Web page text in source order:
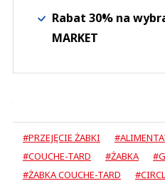
Rabat 30% na
MARKET
#PRZEJĘCIE ŻABKI
#COUCHE-TARD
#ŻABKA
#ŻABKA COUCHE-TARD